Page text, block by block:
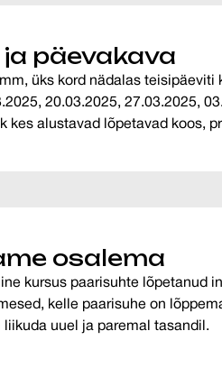
päevakava
üks kord nädalas teisipäeviti
20.03.2025, 27.03.2025,
kes alustavad lõpetavad koos,
osalema
kursus paarisuhte lõpetanud
kelle paarisuhe on
liikuda uuel ja paremal tasandil.